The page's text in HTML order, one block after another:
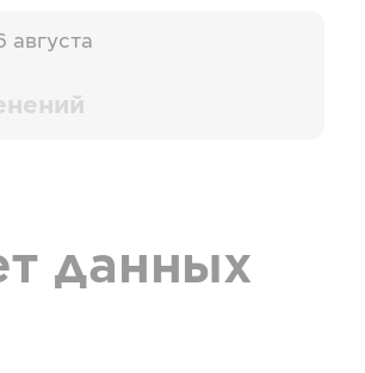
данных